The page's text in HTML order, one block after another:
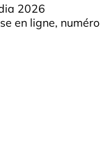
2026
en ligne, numéro